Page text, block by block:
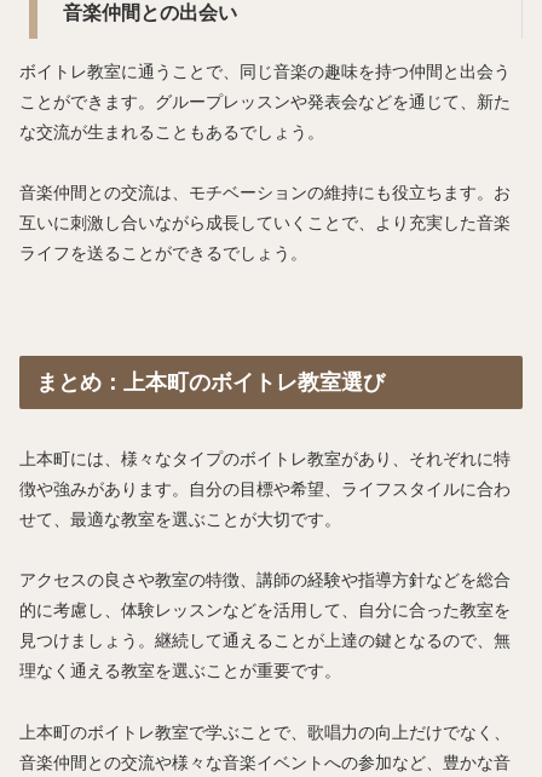
音楽仲間との出会い
ボイトレ教室に通うことで、同じ音楽の趣味を持つ仲間と出会う
ことができます。グループレッスンや発表会などを通じて、新た
な交流が生まれることもあるでしょう。
音楽仲間との交流は、モチベーションの維持にも役立ちます。お
互いに刺激し合いながら成長していくことで、より充実した音楽
ライフを送ることができるでしょう。
まとめ：上本町のボイトレ教室選び
上本町には、様々なタイプのボイトレ教室があり、それぞれに特
徴や強みがあります。自分の目標や希望、ライフスタイルに合わ
せて、最適な教室を選ぶことが大切です。
アクセスの良さや教室の特徴、講師の経験や指導方針などを総合
的に考慮し、体験レッスンなどを活用して、自分に合った教室を
見つけましょう。継続して通えることが上達の鍵となるので、無
理なく通える教室を選ぶことが重要です。
上本町のボイトレ教室で学ぶことで、歌唱力の向上だけでなく、
音楽仲間との交流や様々な音楽イベントへの参加など、豊かな音